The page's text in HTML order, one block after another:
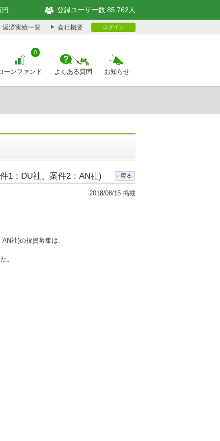
円 登録ユーザー数 85,762人
返済実績一覧 会社概要 ログイン
ーンファンド
0
よくある質問 お知らせ
1：DU社、案件2：AN社) 戻る
2018/08/15 掲載
AN社)の投資募集は、
。